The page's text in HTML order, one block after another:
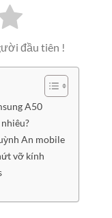
đầu tiên !
A50
An mobile
vỡ kính